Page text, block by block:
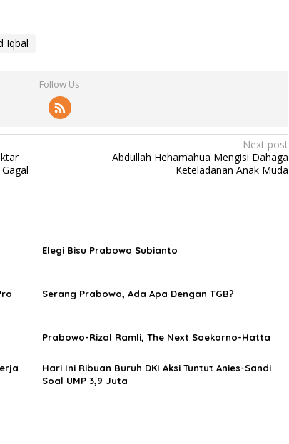
Iqbal
Follow Us
Next post
Abdullah Hehamahua Mengisi Dahaga
Keteladanan Anak Muda
Elegi Bisu Prabowo Subianto
Serang Prabowo, Ada Apa Dengan TGB?
Prabowo-Rizal Ramli, The Next Soekarno-Hatta
Hari Ini Ribuan Buruh DKI Aksi Tuntut Anies-Sandi
Soal UMP 3,9 Juta